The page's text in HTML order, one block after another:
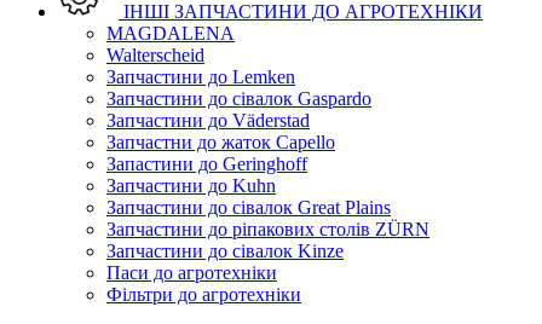
ІНШІ ЗАПЧАСТИНИ ДО АГРОТЕХНІКИ
MAGDALENA
Walterscheid
Запчастини до Lemken
Запчастини до сівалок Gaspardo
Запчастини до Väderstad
Запчастни до жаток Capello
Запастини до Geringhoff
Запчастини до Kuhn
Запчастини до сівалок Great Plains
Запчастини до ріпакових столів ZÜRN
Запчастини до сівалок Kinze
Паси до агротехніки
Фільтри до агротехніки